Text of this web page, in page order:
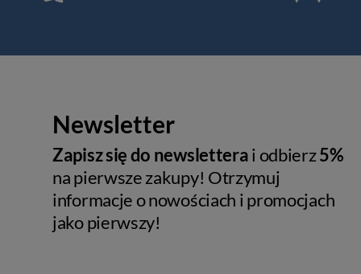
Newsletter
Zapisz się do newsletterai odbierz5%
na pierwsze zakupy! Otrzymuj
informacje o nowościach i promocjach
jako pierwszy!